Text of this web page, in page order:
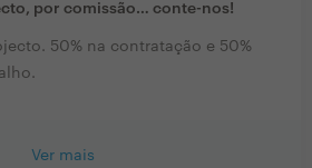
por comissão… conte-nos!
50% na contratação e 50%
Ver mais